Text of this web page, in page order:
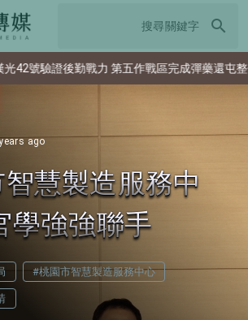
search
勤戰力 第五作戰區完成彈藥還屯整備
ago
慧製造服務中
學強強聯手
#桃園市智慧製造服務中心